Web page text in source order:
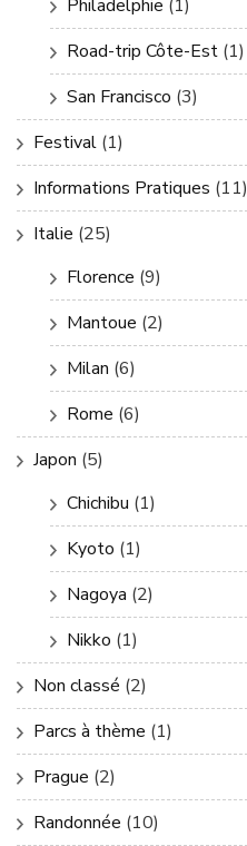
Philadelphie (1)
Road-trip Côte-Est (1)
San Francisco (3)
Festival (1)
Informations Pratiques (11)
Italie (25)
Florence (9)
Mantoue (2)
Milan (6)
Rome (6)
Japon (5)
Chichibu (1)
Kyoto (1)
Nagoya (2)
Nikko (1)
Non classé (2)
Parcs à thème (1)
Prague (2)
Randonnée (10)